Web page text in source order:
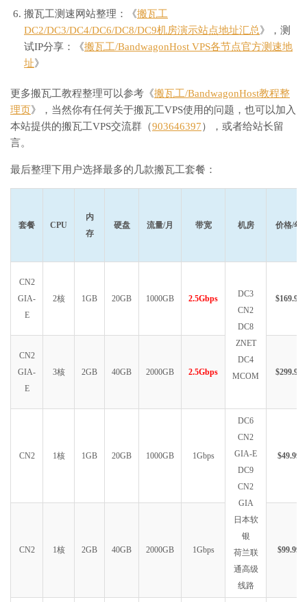
搬瓦工测速网站整理：《搬瓦工
DC2/DC3/DC4/DC6/DC8/DC9机房演示站点地址汇总》，测
试IP分享：《搬瓦工/BandwagonHost VPS各节点官方测速地
址》
更多搬瓦工教程整理可以参考《搬瓦工/BandwagonHost教程整
理页》，当然你有任何关于搬瓦工VPS使用的问题，也可以加入
本站提供的搬瓦工VPS交流群（903646397），或者给站长留
言。
最后整理下用户选择最多的几款搬瓦工套餐：
套餐 CPU
内
存
硬盘 流量/月 带宽 机房 价格/年
CN2
GIA-
E
2核 1GB 20GB 1000GB 2.5Gbps
DC3
CN2
DC8
ZNET
DC4
MCOM
$169.99
CN2
GIA-
E
3核 2GB 40GB 2000GB 2.5Gbps $299.99
CN2 1核 1GB 20GB 1000GB 1Gbps
DC6
CN2
GIA-E
DC9
CN2
GIA
日本软
银
荷兰联
通高级
线路
$49.99
CN2 1核 2GB 40GB 2000GB 1Gbps $99.99